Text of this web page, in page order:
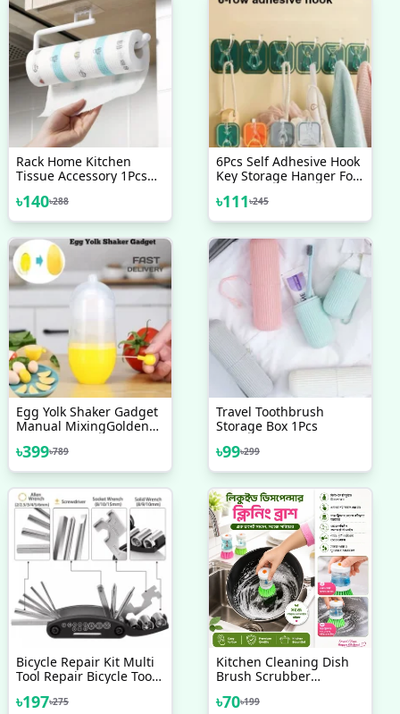
Rack Home Kitchen
Tissue Accessory 1Pcs
Rack Hanging Shelf
Bathroom Storage Toilet
৳140৳288
6Pcs Self Adhesive Hook
Key Storage Hanger For
Wall
৳111৳245
Egg Yolk Shaker Gadget
Manual MixingGolden
StiringMaker Puller
Cooking Baking Tools
৳399৳789
Travel Toothbrush
Storage Box 1Pcs
৳99৳299
Bicycle Repair Kit Multi
Tool Repair Bicycle Tool
৳197৳275
Kitchen Cleaning Dish
Brush Scrubber
Cleaner
৳70৳199